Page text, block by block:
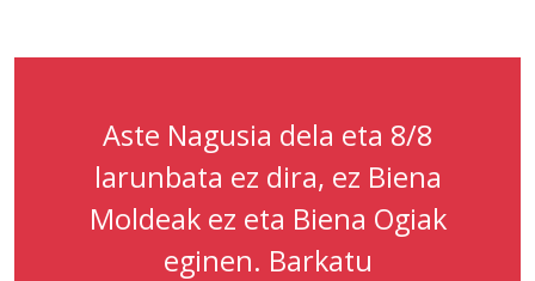
Aste Nagusia dela eta 8/8
larunbata ez dira, ez Biena
Moldeak ez eta Biena Ogiak
eginen. Barkatu